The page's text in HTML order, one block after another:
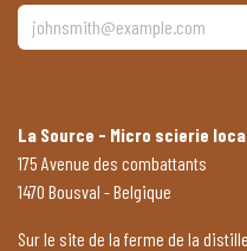
La Source - Micro scierie
175 Avenue des combattants
1470 Bousval - Belgique
Sur le site de la ferme de la